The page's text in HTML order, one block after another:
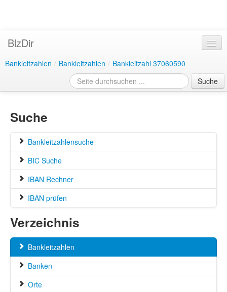
BlzDir
Bankleitzahlen / Bankleitzahlen / Bankleitzahl 37060590
Suche
Suche
Bankleitzahlensuche
BIC Suche
IBAN Rechner
IBAN prüfen
Verzeichnis
Bankleitzahlen
Banken
Orte